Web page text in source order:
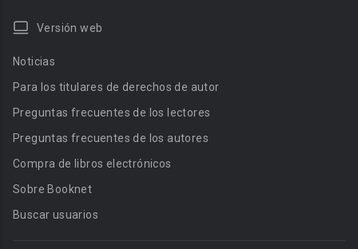
Versión web
Noticias
Para los titulares de derechos de autor
Preguntas frecuentes de los lectores
Preguntas frecuentes de los autores
Compra de libros electrónicos
Sobre Booknet
Buscar usuarios